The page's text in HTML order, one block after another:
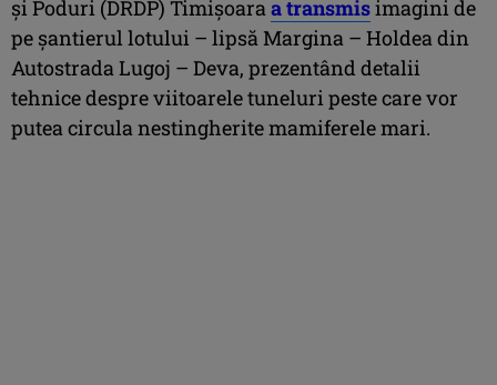
și Poduri (DRDP) Timișoaraa transmisimagini de
pe șantierul lotului – lipsă Margina – Holdea din
Autostrada Lugoj – Deva, prezentând detalii
tehnice despre viitoarele tuneluri peste care vor
putea circula nestingherite mamiferele mari.